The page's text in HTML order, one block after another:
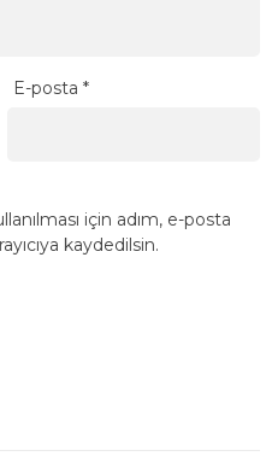
E-posta*
için adım, e-posta
kaydedilsin.